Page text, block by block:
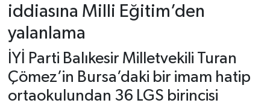
iddiasına Milli Eğitim’den
yalanlama
İYİ Parti Balıkesir Milletvekili Turan
Çömez’in Bursa’daki bir imam hatip
ortaokulundan 36 LGS birincisi